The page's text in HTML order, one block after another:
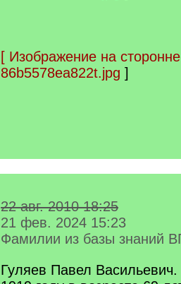
[ Изображение на
86b5578ea822t.jpg ]
22 авг. 2010 18:25
21 фев. 2024 15:23
Фамилии из базы знаний
Гуляев Павел